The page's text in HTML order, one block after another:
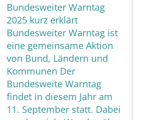
Bundesweiter Warntag
2025 kurz erklärt
Bundesweiter Warntag ist
eine gemeinsame Aktion
von Bund, Ländern und
Kommunen Der
Bundesweite Warntag
findet in diesem Jahr am
11. September statt. Dabei